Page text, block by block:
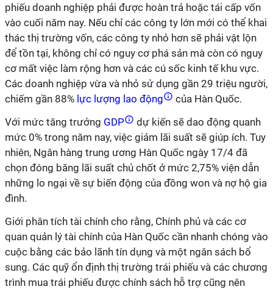
phiếu doanh nghiệp phải được hoàn trả hoặc tái cấp vốn
vào cuối năm nay. Nếu chỉ các công ty lớn mới có thể khai
thác thị trường vốn, các công ty nhỏ hơn sẽ phải vật lộn
để tồn tại, không chỉ có nguy cơ phá sản mà còn có nguy
cơ mất việc làm rộng hơn và các cú sốc kinh tế khu vực.
Các doanh nghiệp vừa và nhỏ sử dụng gần 29 triệu người,
chiếm gần 88% lực lượng lao động
của Hàn Quốc.
Với mức tăng trưởng GDP
dự kiến sẽ dao động quanh
mức 0% trong năm nay, việc giảm lãi suất sẽ giúp ích. Tuy
nhiên, Ngân hàng trung ương Hàn Quốc ngày 17/4 đã
chọn đóng băng lãi suất chủ chốt ở mức 2,75% viện dẫn
những lo ngại về sự biến động của đồng won và nợ hộ gia
đình.
Giới phân tích tài chính cho rằng, Chính phủ và các cơ
quan quản lý tài chính của Hàn Quốc cần nhanh chóng vào
cuộc bằng các bảo lãnh tín dụng và một ngân sách bổ
sung. Các quỹ ổn định thị trường trái phiếu và các chương
trình mua trái phiếu được chính sách hỗ trợ cũng nên